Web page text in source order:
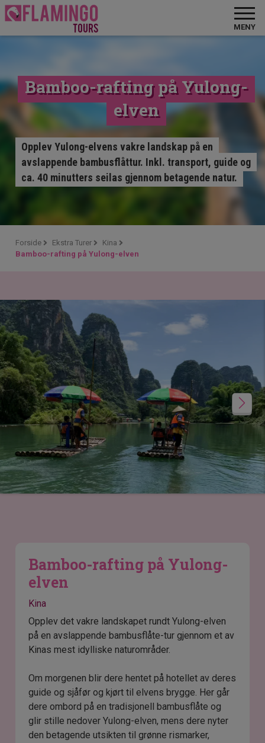
MENY
Bamboo-rafting på Yulong-
elven
Opplev Yulong-elvens vakre landskap på en
avslappende bambusflåttur. Inkl. transport, guide og
ca. 40 minutters seilas gjennom betagende natur.
Forside Ekstra Turer
Kina
Bamboo-rafting på Yulong-elven
Bamboo-rafting på Yulong-
elven
Kina
Opplev det vakre landskapet rundt Yulong-elven
på en avslappende bambusflåte-tur gjennom et av
Kinas mest idylliske naturområder.
Om morgenen blir dere hentet på hotellet av deres
guide og sjåfør og kjørt til elvens brygge. Her går
dere ombord på en tradisjonell bambusflåte og
glir stille nedover Yulong-elven, mens dere nyter
den betagende utsikten til grønne rismarker,